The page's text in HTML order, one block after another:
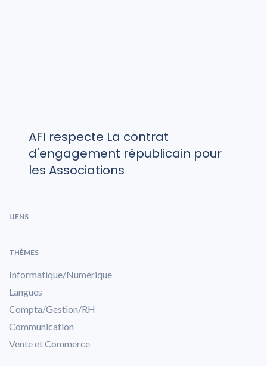
AFI respecte La contrat
d'engagement républicain pour
les Associations
LIENS
THÈMES
Informatique/Numérique
Langues
Compta/Gestion/RH
Communication
Vente et Commerce